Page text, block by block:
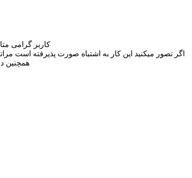
کاربر گرامی
اگر تصور میکنید این کار به اشتباه صورت پذیرفته است مراتب این مسئله را
همچنین